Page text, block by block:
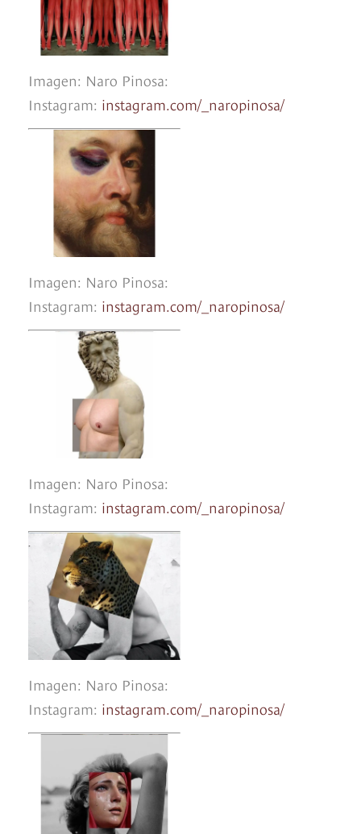
Imagen: Naro Pinosa:
Instagram: instagram.com/_naropinosa/
Imagen: Naro Pinosa:
Instagram: instagram.com/_naropinosa/
Imagen: Naro Pinosa:
Instagram: instagram.com/_naropinosa/
Imagen: Naro Pinosa:
Instagram: instagram.com/_naropinosa/